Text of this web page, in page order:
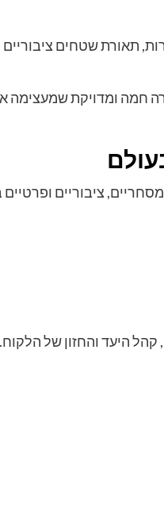
חמה ומדויקת שמעצימה
ציבוריים
היעד והחזון של הלקוח.